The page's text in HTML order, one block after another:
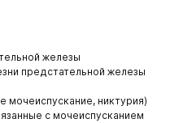
железы
предстательной железы
мочеиспускание, никтурия)
с мочеиспусканием